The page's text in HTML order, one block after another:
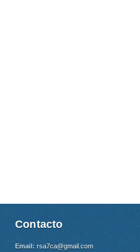
Contacto
Email: rsa7ca@gmail.com